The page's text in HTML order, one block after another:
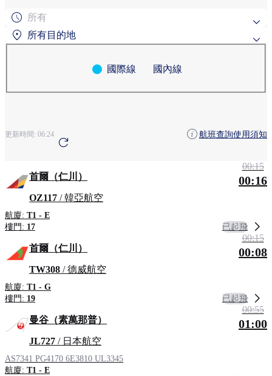
所有
所有目的地
青森清州
國際線 國內線
更新時間: 06:24 航班查詢使用須知
首爾（仁川）
OZ117 / 韓亞航空
航廈: T1 - E
樓門: 17
00:15
00:16
已起飛
首爾（仁川）
TW308 / 德威航空
航廈: T1 - G
樓門: 19
00:15
00:08
已起飛
曼谷（素萬那普）
JL727 / 日本航空
AS7341 PG4170 6E3810 UL3345
航廈: T1 - E
00:55
01:00